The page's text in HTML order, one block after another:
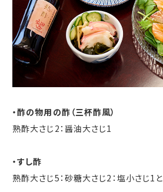
・酢の物用の酢（三杯酢風）
熟酢大さじ 2 ：醤油大さじ1
・すし酢
熟酢大さじ5 ：砂糖大さじ2 ：塩小さじ1 と